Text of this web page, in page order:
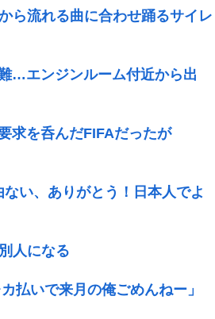
ら流れる曲に合わせ踊るサイレ
…エンジンルーム付近から出
求を呑んだFIFAだったが
い、ありがとう！日本人でよ
人になる
払いで来月の俺ごめんねー」